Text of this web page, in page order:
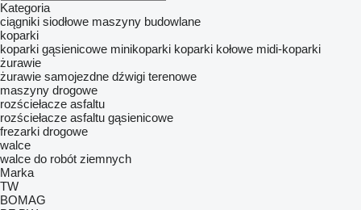
Kategoria
ciągniki siodłowe maszyny budowlane
koparki
koparki gąsienicowe minikoparki koparki kołowe midi-koparki
żurawie
żurawie samojezdne dźwigi terenowe
maszyny drogowe
rozściełacze asfaltu
rozściełacze asfaltu gąsienicowe
frezarki drogowe
walce
walce do robót ziemnych
Marka
TW
BOMAG